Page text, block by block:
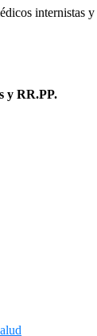
internistas
y RR.PP.